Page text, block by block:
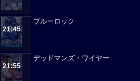
21:45
ブルーロック
21:55
デッドマンズ・ワイヤー